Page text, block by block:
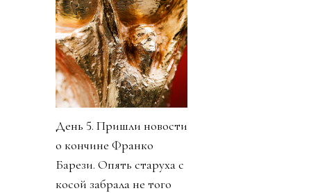
День 5. Пришли новости
о кончине Франко
Барези. Опять старуха с
косой забрала не того